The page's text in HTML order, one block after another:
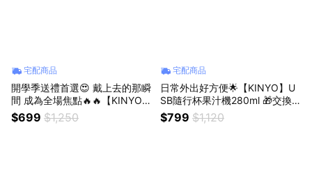
宅配商品
開學季送禮首選😍 戴上去的那瞬
間 成為全場焦點🔥🔥【KINYO】
炫光電競無線藍牙耳機✨生日禮
物✨情人節禮物✨聖誕節✨ (SHO
$699 $1,250
宅配商品
日常外出好方便🌟【KINYO】U
SB隨行杯果汁機280ml 🎁交換
禮物🎁聖誕節🎁生日禮物🎁好禮
首選 (SHOPPING99)
$799 $1,120